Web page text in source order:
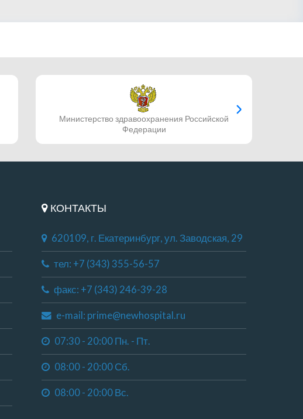
Министерство здравоохранения Российской
Федерации
КОНТАКТЫ
620109, г. Екатеринбург, ул. Заводская, 29
тел: +7 (343) 355-56-57
факс: +7 (343) 246-39-28
e-mail: prime@newhospital.ru
07:30 - 20:00 Пн. - Пт.
08:00 - 20:00 Сб.
08:00 - 20:00 Вс.